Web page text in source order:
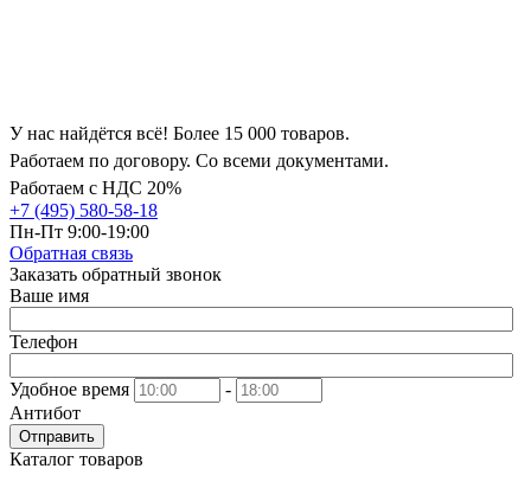
У нас найдётся всё! Более 15 000 товаров.
Работаем по договору. Со всеми документами.
Работаем с НДС 20%
+7 (495) 580-58-18
Пн-Пт 9:00-19:00
Обратная связь
Заказать обратный звонок
Ваше имя
Телефон
Удобное время
-
Антибот
Отправить
Каталог товаров